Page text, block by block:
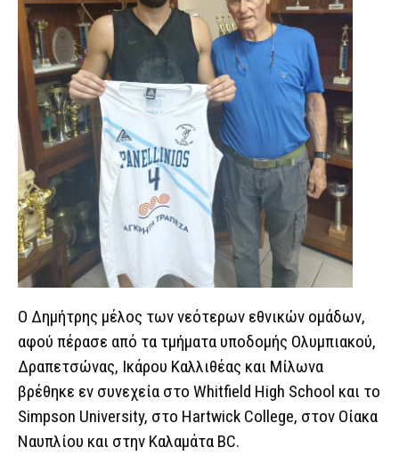
Ο Δημήτρης μέλος των νεότερων εθνικών ομάδων,
αφού πέρασε από τα τμήματα υποδομής Ολυμπιακού,
Δραπετσώνας, Ικάρου Καλλιθέας και Μίλωνα
βρέθηκε εν συνεχεία στο Whitfield High School και το
Simpson University, στο Hartwick College, στον Οίακα
Ναυπλίου και στην Καλαμάτα BC.